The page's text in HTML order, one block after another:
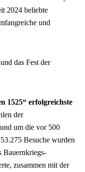
2024 beliebte
und
das Fest der
1525“ erfolgreichste
der
um die vor 500
Besuche wurden
Bauernkriegs-
zusammen mit der